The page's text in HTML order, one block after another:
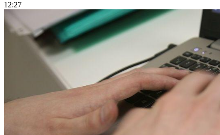
12:27